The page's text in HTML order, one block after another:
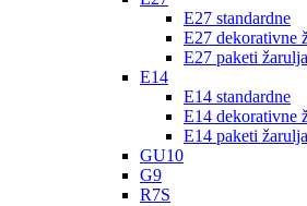
E27 standardne
E27 dekorativne
E27 paketi žarulja
E14
E14 standardne
E14 dekorativne
E14 paketi žarulja
GU10
G9
R7S